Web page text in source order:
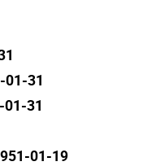
01-31
01-31
01-19